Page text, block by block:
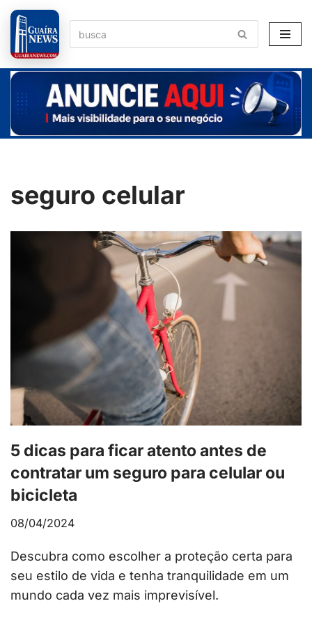
Pular
para
o
conteúdo
seguro celular
5 dicas para ficar atento antes de
contratar um seguro para celular ou
bicicleta
08/04/2024
Descubra como escolher a proteção certa para
seu estilo de vida e tenha tranquilidade em um
mundo cada vez mais imprevisível.